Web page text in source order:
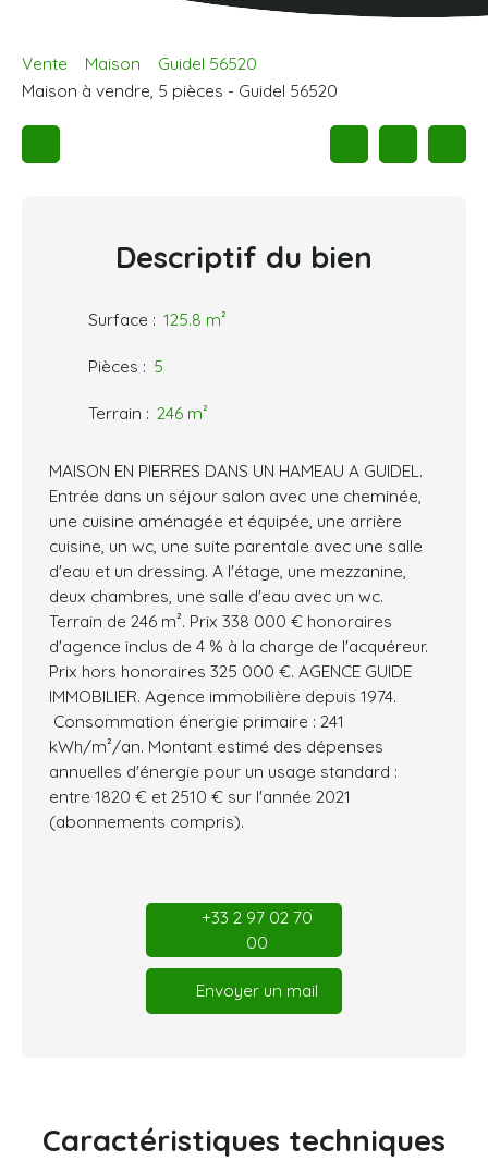
Vente Maison
Guidel 56520
Maison à vendre, 5 pièces - Guidel 56520
Descriptif du bien
Surface : 125.8 m²
Pièces : 5
Terrain : 246 m²
MAISON EN PIERRES DANS UN HAMEAU A GUIDEL.
Entrée dans un séjour salon avec une cheminée,
une cuisine aménagée et équipée, une arrière
cuisine, un wc, une suite parentale avec une salle
d'eau et un dressing. A l'étage, une mezzanine,
deux chambres, une salle d'eau avec un wc.
Terrain de 246 m². Prix 338 000 € honoraires
d'agence inclus de 4 % à la charge de l'acquéreur.
Prix hors honoraires 325 000 €. AGENCE GUIDE
IMMOBILIER. Agence immobilière depuis 1974.
Consommation énergie primaire : 241
kWh/m²/an. Montant estimé des dépenses
annuelles d'énergie pour un usage standard :
entre 1820 € et 2510 € sur l'année 2021
(abonnements compris).
+33 2 97 02 70
00
Envoyer un mail
Caractéristiques techniques